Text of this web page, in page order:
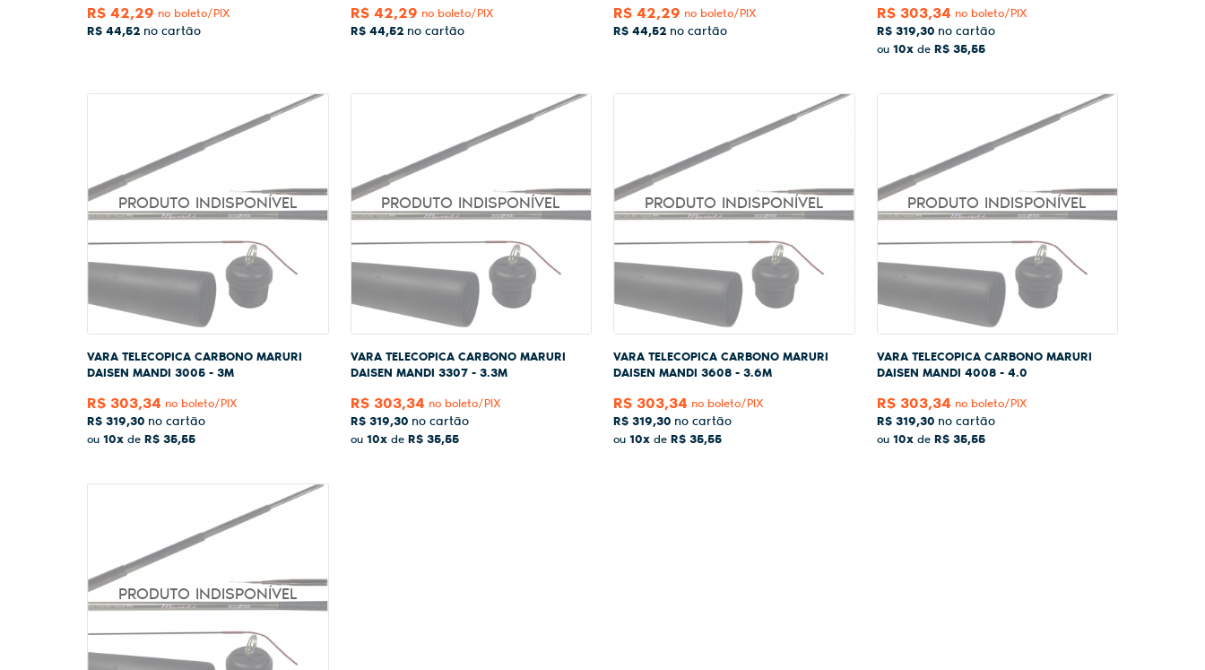
R$ 44,52
R$ 42,29 no boleto/PIX
R$ 44,52
R$ 42,29 no boleto/PIX
R$ 44,52
R$ 42,29 no boleto/PIX
R$ 319,30
R$ 303,34 no boleto/PIX
ou 10xde R$ 35,55
VARA TELECOPICA CARBONO MARURI
DAISEN MANDI 3005 - 3M
R$ 319,30
R$ 303,34 no boleto/PIX
ou 10x de R$ 35,55
VARA TELECOPICA CARBONO MARURI
DAISEN MANDI 3307 - 3.3M
R$ 319,30
R$ 303,34 no boleto/PIX
ou 10xde R$ 35,55
VARA TELECOPICA CARBONO MARURI
DAISEN MANDI 3608 - 3.6M
R$ 319,30
R$ 303,34 no boleto/PIX
ou 10x de R$ 35,55
VARA TELECOPICA CARBONO MARURI
DAISEN MANDI 4008 - 4.0
R$ 319,30
R$ 303,34 no boleto/PIX
ou 10xde R$ 35,55